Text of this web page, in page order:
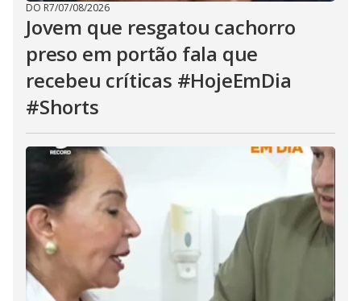
DO R7/07/08/2026
Jovem que resgatou cachorro
preso em portão fala que
recebeu críticas #HojeEmDia
#Shorts